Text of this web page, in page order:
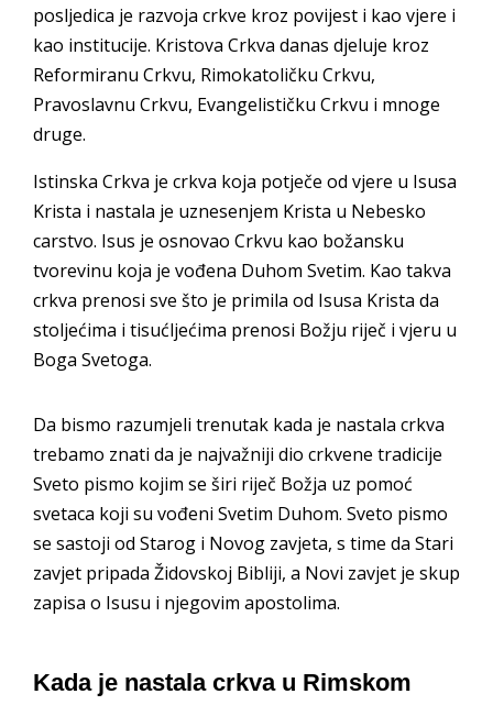
posljedica je razvoja crkve kroz povijest i kao vjere i
kao institucije. Kristova Crkva danas djeluje kroz
Reformiranu Crkvu, Rimokatoličku Crkvu,
Pravoslavnu Crkvu, Evangelističku Crkvu i mnoge
druge.
Istinska Crkva je crkva koja potječe od vjere u Isusa
Krista i nastala je uznesenjem Krista u Nebesko
carstvo. Isus je osnovao Crkvu kao božansku
tvorevinu koja je vođena Duhom Svetim. Kao takva
crkva prenosi sve što je primila od Isusa Krista da
stoljećima i tisućljećima prenosi Božju riječ i vjeru u
Boga Svetoga.
Da bismo razumjeli trenutak kada je nastala crkva
trebamo znati da je najvažniji dio crkvene tradicije
Sveto pismo kojim se širi riječ Božja uz pomoć
svetaca koji su vođeni Svetim Duhom. Sveto pismo
se sastoji od Starog i Novog zavjeta, s time da Stari
zavjet pripada Židovskoj Bibliji, a Novi zavjet je skup
zapisa o Isusu i njegovim apostolima.
Kada je nastala crkva u Rimskom